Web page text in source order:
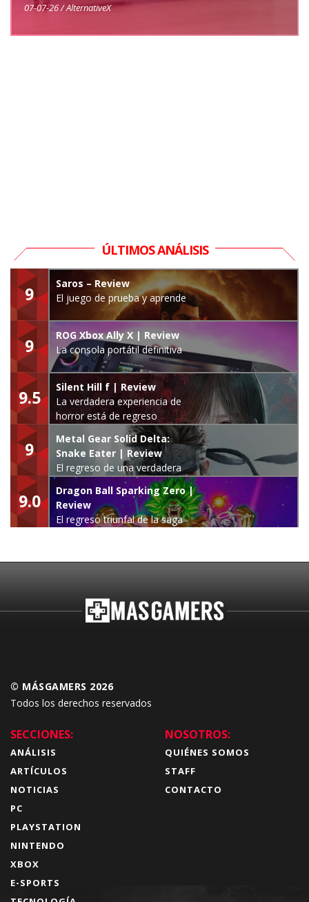
07-07-26 / AlternativeX
ÚLTIMOS ANÁLISIS
9
Saros – Review
El juego de prueba y aprende
9
ROG Xbox Ally X | Review
La consola portátil definitiva
9.5
Silent Hill f | Review
La verdadera experiencia de
horror está de regreso
9
Metal Gear Solid Delta:
Snake Eater | Review
El regreso de una verdadera
leyenda
9.0
Dragon Ball Sparking Zero |
Review
El regreso triunfal de la saga
© MÁSGAMERS 2026
Todos los derechos reservados
SECCIONES:
ANÁLISIS
ARTÍCULOS
NOTICIAS
PC
PLAYSTATION
NINTENDO
XBOX
E-SPORTS
NOSOTROS:
QUIÉNES SOMOS
STAFF
CONTACTO